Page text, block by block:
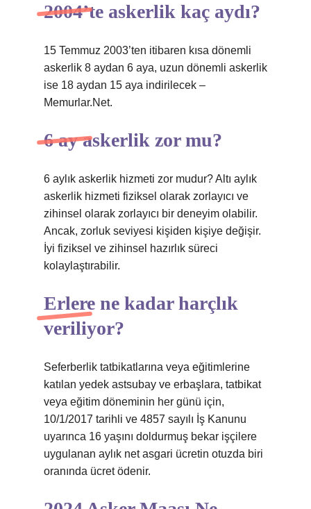
2004’te askerlik kaç aydı?
15 Temmuz 2003’ten itibaren kısa dönemli
askerlik 8 aydan 6 aya, uzun dönemli askerlik
ise 18 aydan 15 aya indirilecek –
Memurlar.Net.
6 ay askerlik zor mu?
6 aylık askerlik hizmeti zor mudur? Altı aylık
askerlik hizmeti fiziksel olarak zorlayıcı ve
zihinsel olarak zorlayıcı bir deneyim olabilir.
Ancak, zorluk seviyesi kişiden kişiye değişir.
İyi fiziksel ve zihinsel hazırlık süreci
kolaylaştırabilir.
Erlere ne kadar harçlık
veriliyor?
Seferberlik tatbikatlarına veya eğitimlerine
katılan yedek astsubay ve erbaşlara, tatbikat
veya eğitim döneminin her günü için,
10/1/2017 tarihli ve 4857 sayılı İş Kanunu
uyarınca 16 yaşını doldurmuş bekar işçilere
uygulanan aylık net asgari ücretin otuzda biri
oranında ücret ödenir.